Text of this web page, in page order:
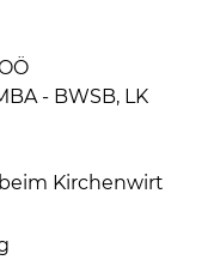
- BWSB, LK
beim Kirchenwirt